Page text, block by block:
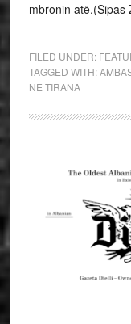
mbronin atë.(Sipas
FILED UNDER:
TAGGED WITH:
NE TIRANA